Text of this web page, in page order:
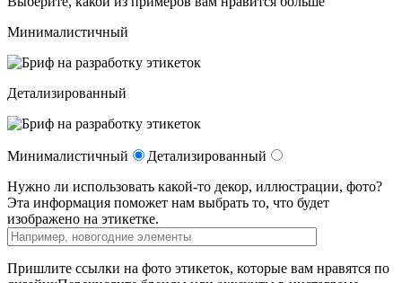
Минималистичный
Детализированный
Минималистичный
Детализированный
Нужно ли использовать какой-то декор, иллюстрации, фото?
Эта информация поможет нам выбрать то, что будет
изображено на этикетке.
Пришлите ссылки на фото этикеток, которые вам нравятся по